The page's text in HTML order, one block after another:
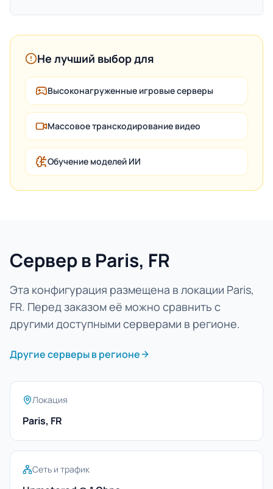
Не лучший выбор для
Высоконагруженные игровые серверы
Массовое транскодирование видео
Обучение моделей ИИ
Сервер в Paris, FR
Эта конфигурация размещена в локации Paris,
FR. Перед заказом её можно сравнить с
другими доступными серверами в регионе.
Другие серверы в регионе
Локация
Paris, FR
Сеть и трафик